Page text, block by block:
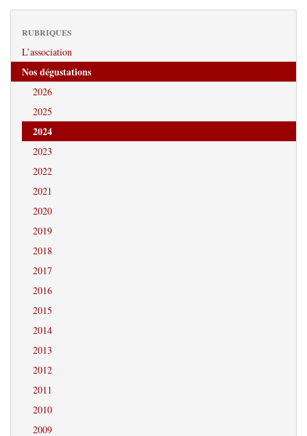
RUBRIQUES
L’association
Nos dégustations
2026
2025
2024
2023
2022
2021
2020
2019
2018
2017
2016
2015
2014
2013
2012
2011
2010
2009